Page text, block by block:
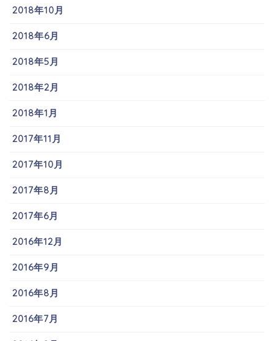
2018年10月
2018年6月
2018年5月
2018年2月
2018年1月
2017年11月
2017年10月
2017年8月
2017年6月
2016年12月
2016年9月
2016年8月
2016年7月